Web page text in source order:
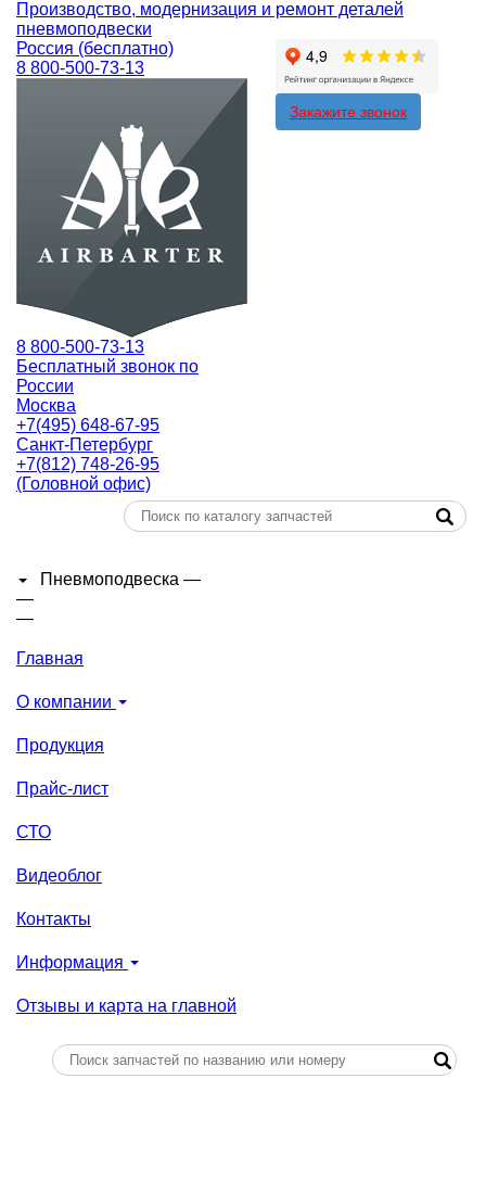
Производство, модернизация и ремонт деталей
пневмоподвески
Россия (бесплатно)
8 800-500-73-13
8 800-500-73-13
Бесплатный звонок по
России
Москва
+7(495) 648-67-95
Санкт-Петербург
+7(812) 748-26-95
(Головной офис)
Закажите звонок
Пневмоподвеска —
—
—
Главная
О компании
Продукция
Прайс-лист
СТО
Видеоблог
Контакты
Информация
Отзывы и карта на главной